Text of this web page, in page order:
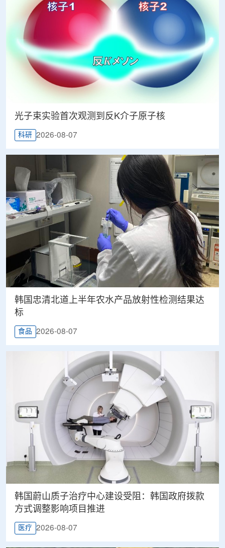
光子束实验首次观测到反K介子原子核
科研 2026-08-07
韩国忠清北道上半年农水产品放射性检测结果达
标
食品 2026-08-07
韩国蔚山质子治疗中心建设受阻：韩国政府拨款
方式调整影响项目推进
医疗 2026-08-07